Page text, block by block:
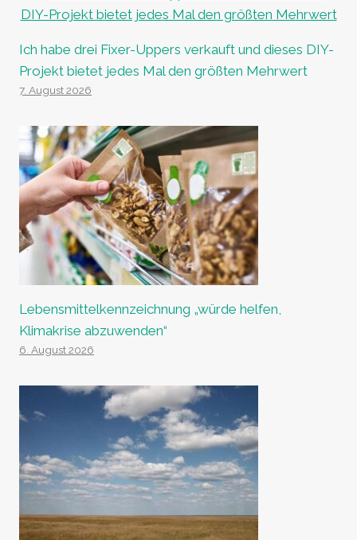
Ich habe drei Fixer-Uppers verkauft und dieses DIY-
Projekt bietet jedes Mal den größten Mehrwert
7. August 2026
Lebensmittelkennzeichnung „würde helfen,
Klimakrise abzuwenden“
6. August 2026